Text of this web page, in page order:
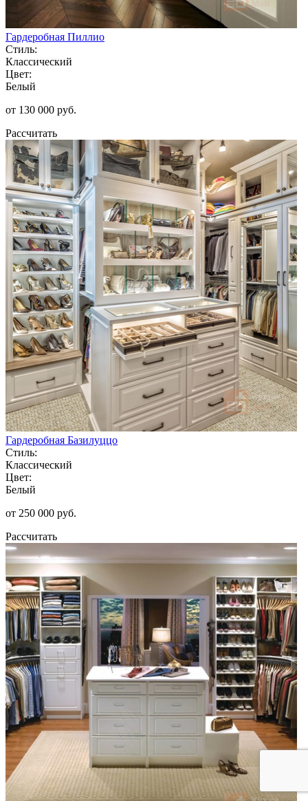
Гардеробная Пиллио
Стиль:
Классический
Цвет:
Белый
от 130 000 руб.
Рассчитать
Гардеробная Базилуццо
Стиль:
Классический
Цвет:
Белый
от 250 000 руб.
Рассчитать